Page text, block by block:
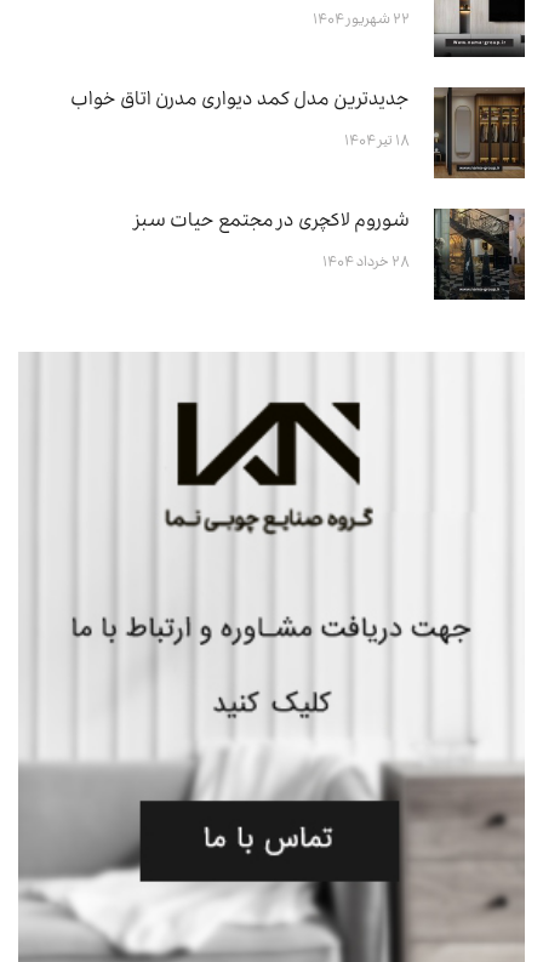
۲۲ شهریور ۱۴۰۴
جدیدترین مدل کمد دیواری مدرن اتاق خواب
۱۸ تیر ۱۴۰۴
شوروم لاکچری در مجتمع حیات سبز
۲۸ خرداد ۱۴۰۴